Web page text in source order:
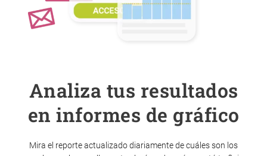
Analiza tus resultados
en informes de gráfico
Mira el reporte actualizado diariamente de cuáles son los